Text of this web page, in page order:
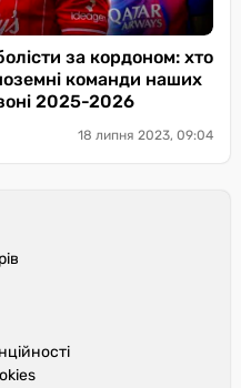
за кордоном: хто
команди наших
2025-2026
18 липня 2023, 09:04